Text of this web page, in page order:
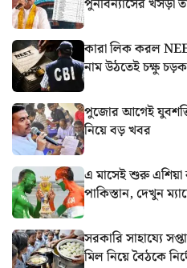
পুনর্বিন্যাসের খসড়া
কারা লিক করল
নাম উঠতেই চক্ষু
পুজোর আগেই
নিয়ে বড় খবর
এ মাসেই শুরু
পাকিস্তান, দেখুন
সরকারি সাহায্যে
মিল নিয়ে বৈঠকে